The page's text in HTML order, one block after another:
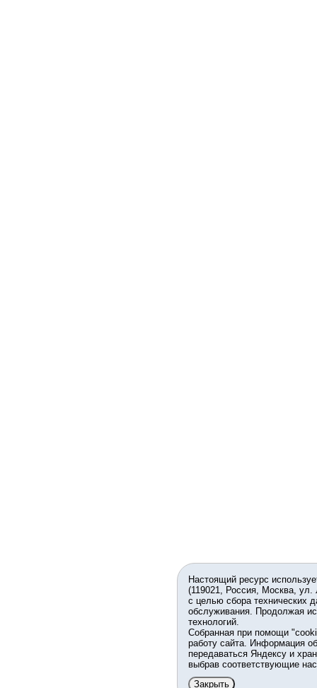
Настоящий ресурс
(119021, Россия, Москва,
с целью сбора технических
обслуживания. Продолжая
технологий.
Собранная при помощи
работу сайта. Информация
передаваться Яндексу и
выбрав соответствующие
Закрыть